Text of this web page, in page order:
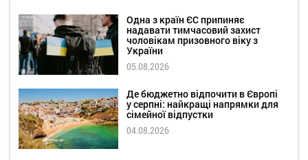
Одна з країн ЄС припиняє
надавати тимчасовий захист
чоловікам призовного віку з
України
05.08.2026
Де бюджетно відпочити в Європі
у серпні: найкращі напрямки для
сімейної відпустки
04.08.2026